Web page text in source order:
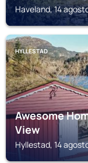
Haveland, 14
HYLLESTAD
Awesome
View
Hyllestad, 14